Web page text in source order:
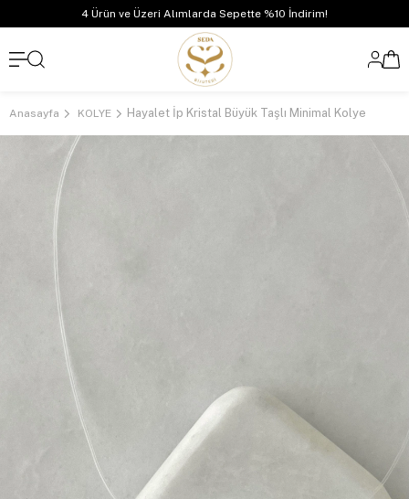
4 Ürün ve Üzeri Alımlarda Sepette %10 İndirim!
Anasayfa KOLYE Hayalet İp Kristal Büyük Taşlı Minimal Kolye